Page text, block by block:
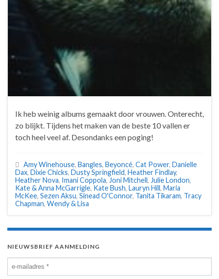
Ik heb weinig albums gemaakt door vrouwen. Onterecht,
zo blijkt. Tijdens het maken van de beste 10 vallen er
toch heel veel af. Desondanks een poging!
Amy Winehouse, Bangles, Beyoncé, Cat Power, Danielle
Dax, Dixie Chicks, Dusty Springfield, Heather Findlay,
Heather Nova, Imani Coppola, Joni Mitchell , Julie London,
Kate & Anna McGarrigle, Kate Bush, Lauryn Hill , Maria
McKee, Sezen Aksu, Sinead O'Connor, Tanita Tikaram, Tracy
Chapman, Wendy & Lisa
NIEUWSBRIEF AANMELDING